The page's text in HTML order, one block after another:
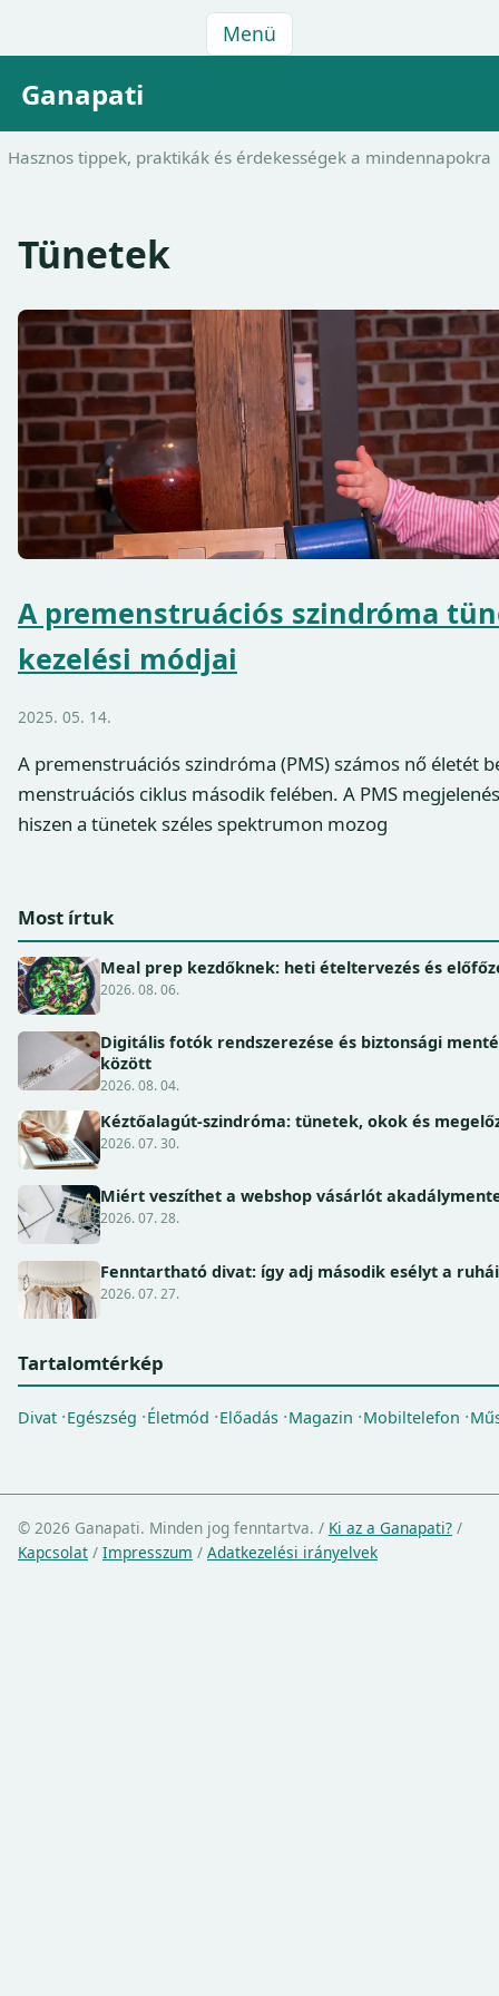
Menü
Ganapati
Hasznos tippek, praktikák és érdekességek a mindennapokra
Tünetek
A premenstruációs szindróma
kezelési módjai
2025. 05. 14.
A premenstruációs szindróma (PMS) számos nő életét
menstruációs ciklus második felében. A PMS
hiszen a tünetek széles spektrumon mozog
Most írtuk
Meal prep kezdőknek: heti ételtervezés és
2026. 08. 06.
Digitális fotók rendszerezése és biztonsági
között
2026. 08. 04.
Kéztőalagút-szindróma: tünetek, okok és
2026. 07. 30.
Miért veszíthet a webshop vásárlót
2026. 07. 28.
Fenntartható divat: így adj második esélyt a
2026. 07. 27.
Tartalomtérkép
Divat Egészség Életmód Előadás Magazin Mobiltelefon
© 2026 Ganapati. Minden jog fenntartva. / Ki az a Ganapati? /
Kapcsolat / Impresszum / Adatkezelési irányelvek